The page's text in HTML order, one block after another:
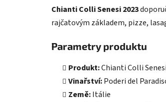
Chianti Colli Senesi 2023
rajčatovým základem, pizze,
Parametry produktu
Produkt:Chianti Colli
Vinařství:Poderi del
Země:Itálie